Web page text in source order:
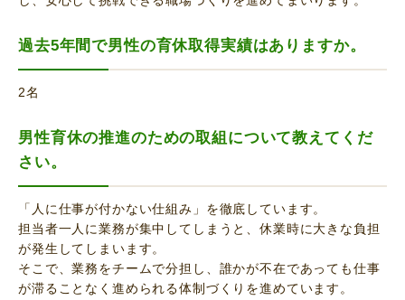
過去5年間で男性の育休取得実績はありますか。
2名
男性育休の推進のための取組について教えてくだ
さい。
「人に仕事が付かない仕組み」を徹底しています。
担当者一人に業務が集中してしまうと、休業時に大きな負担
が発生してしまいます。
そこで、業務をチームで分担し、誰かが不在であっても仕事
が滞ることなく進められる体制づくりを進めています。